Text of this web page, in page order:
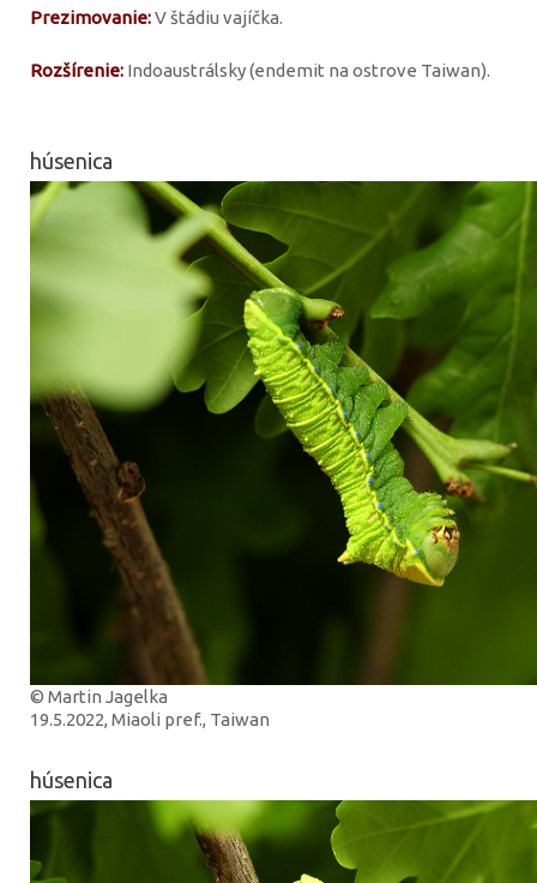
Prezimovanie:V štádiu vajíčka.
Rozšírenie: Indoaustrálsky (endemit na ostrove Taiwan).
húsenica
© Martin Jagelka
19.5.2022, Miaoli pref., Taiwan
húsenica